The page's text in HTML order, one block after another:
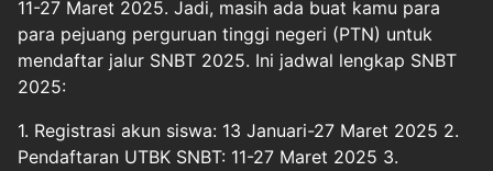
11-27 Maret 2025. Jadi, masih ada buat kamu para
para pejuang perguruan tinggi negeri (PTN) untuk
mendaftar jalur SNBT 2025. Ini jadwal lengkap SNBT
2025:
1. Registrasi akun siswa: 13 Januari-27 Maret 2025 2.
Pendaftaran UTBK SNBT: 11-27 Maret 2025 3.